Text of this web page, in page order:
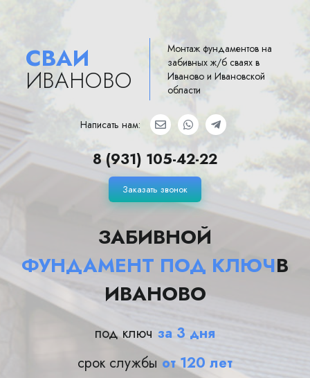
СВАИ
ИВАНОВО
Монтаж фундаментов на
забивных ж/б сваях в
Иваново и Ивановской
области
Написать нам:
8 (931) 105-42-22
Заказать звонок
ЗАБИВНОЙ
ФУНДАМЕНТ ПОД КЛЮЧВ
ИВАНОВО
под ключ за 3 дня
срок службыот 120 лет